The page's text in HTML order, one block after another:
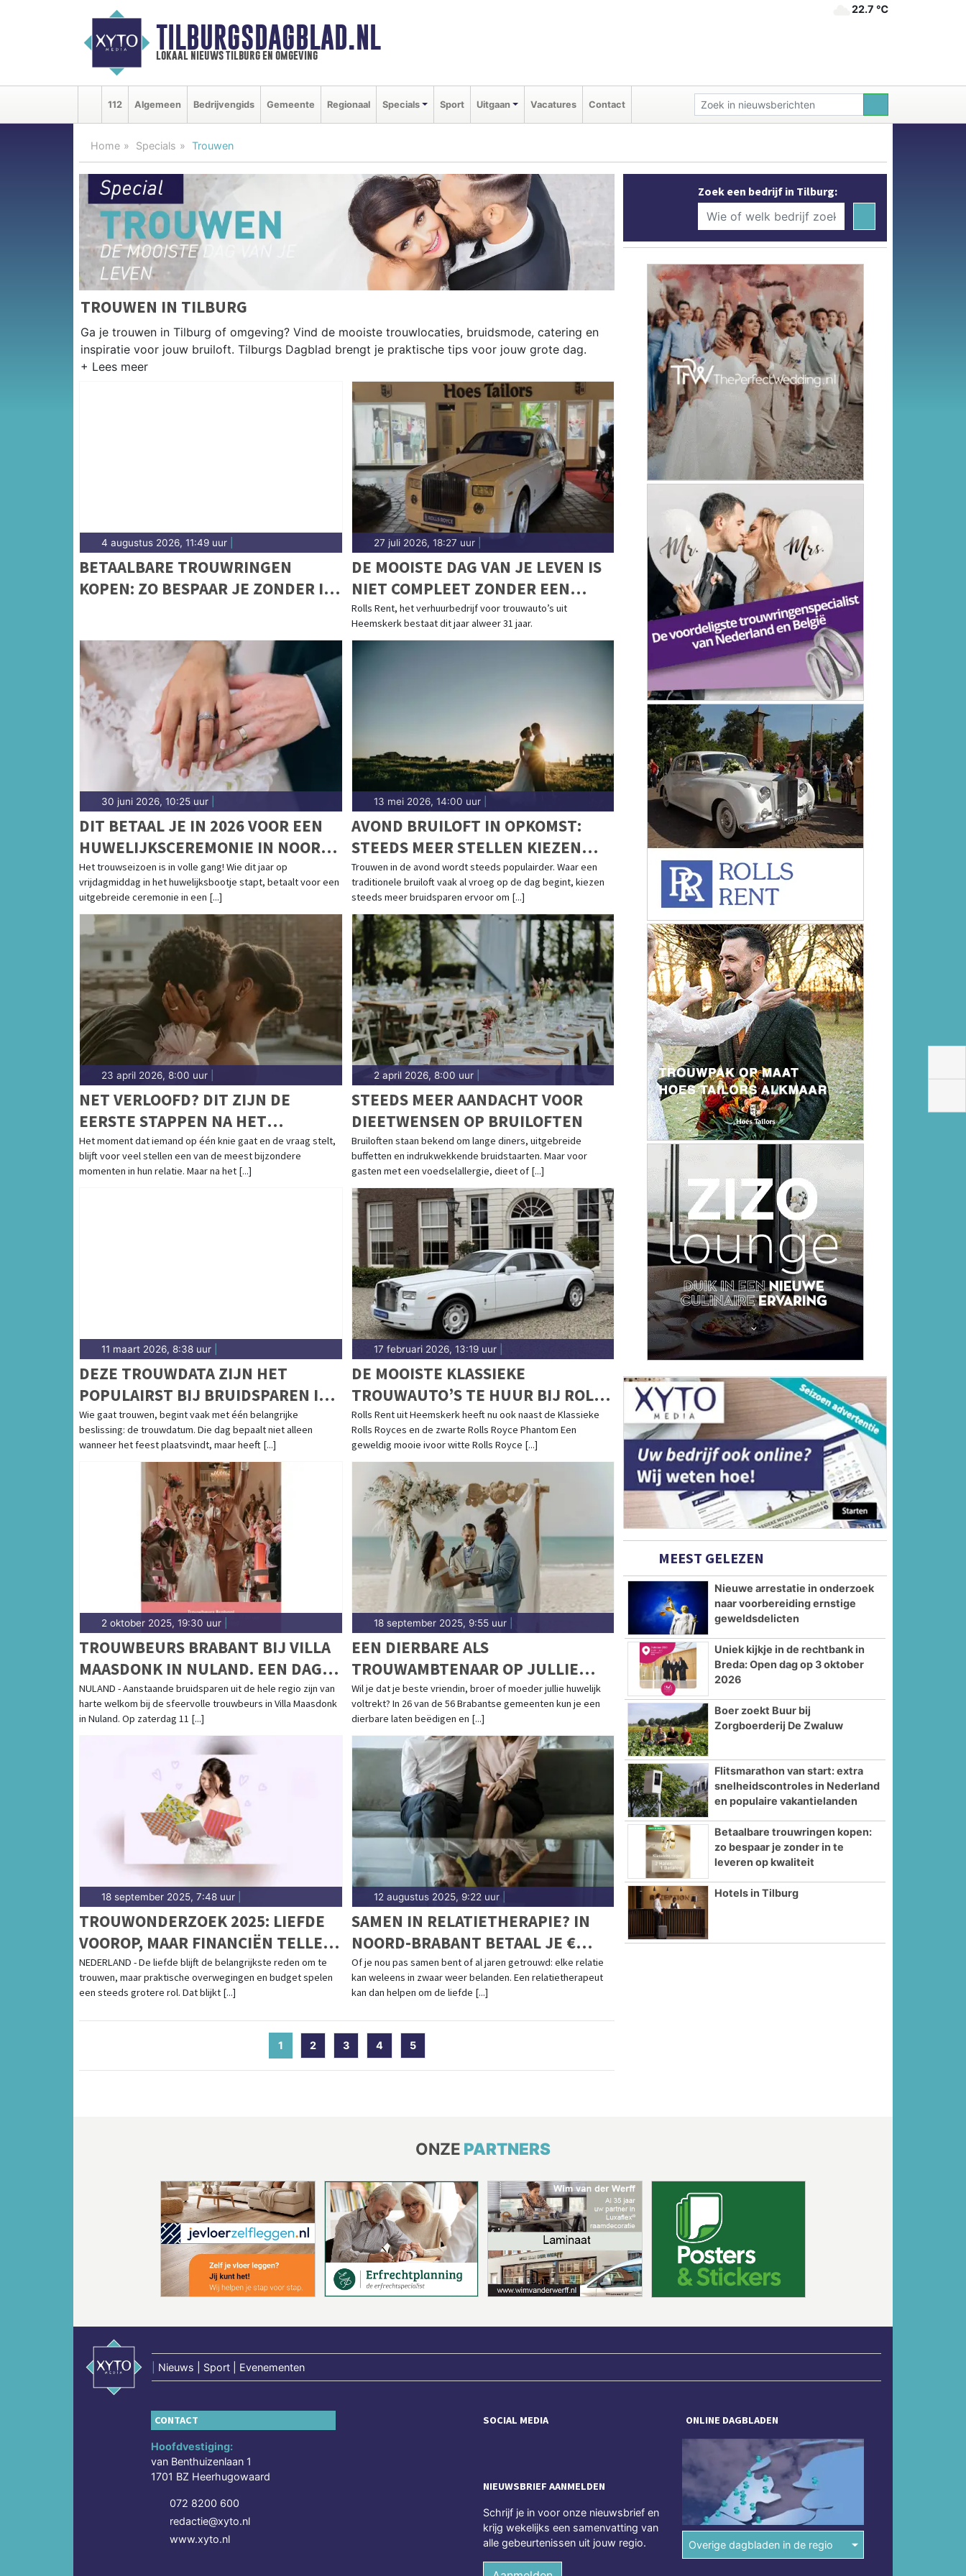
TILBURGSDAGBLAD.NL
lokaal nieuws tilburg en omgeving
22.7 ℃
112 Algemeen Bedrijvengids Gemeente Regionaal Specials Sport Uitgaan Vacatures Contact
Home Specials Trouwen
TROUWEN IN TILBURG
Ga je trouwen in Tilburg of omgeving? Vind de mooiste trouwlocaties, bruidsmode, catering en
inspiratie voor jouw bruiloft. Tilburgs Dagblad brengt je praktische tips voor jouw grote dag.
4 augustus 2026, 11:49 uur
BETAALBARE TROUWRINGEN
KOPEN: ZO BESPAAR JE ZONDER IN
27 juli 2026, 18:27 uur|
DE MOOISTE DAG VAN JE LEVEN IS
NIET COMPLEET ZONDER EEN
MOOIE TROUWAUTO
Rolls Rent, het verhuurbedrijf voor trouwauto’s uit
Heemskerk bestaat dit jaar alweer 31 jaar.
30 juni 2026, 10:25 uur
DIT BETAAL JE IN 2026 VOOR EEN
HUWELIJKSCEREMONIE IN NOORD-
BRABANT
Het trouwseizoen is in volle gang! Wie dit jaar op
vrijdagmiddag in het huwelijksbootje stapt, betaalt voor een
uitgebreide ceremonie in een [...]
13 mei 2026, 14:00 uur|
AVOND BRUILOFT IN OPKOMST:
STEEDS MEER STELLEN KIEZEN
VOOR EEN CEREMONIE BIJ
ZONSONDERGANG
Trouwen in de avond wordt steeds populairder. Waar een
traditionele bruiloft vaak al vroeg op de dag begint, kiezen
steeds meer bruidsparen ervoor om [...]
23 april 2026, 8:00 uur
NET VERLOOFD? DIT ZIJN DE
EERSTE STAPPEN NA HET
HUWELIJKSAANZOEK
Het moment dat iemand op één knie gaat en de vraag stelt,
blijft voor veel stellen een van de meest bijzondere
momenten in hun relatie. Maar na het [...]
2 april 2026, 8:00 uur|
STEEDS MEER AANDACHT VOOR
DIEETWENSEN OP BRUILOFTEN
Bruiloften staan bekend om lange diners, uitgebreide
buffetten en indrukwekkende bruidstaarten. Maar voor
gasten met een voedselallergie, dieet of [...]
11 maart 2026, 8:38 uur
DEZE TROUWDATA ZIJN HET
POPULAIRST BIJ BRUIDSPAREN IN
2026, 2027 EN 2028
Wie gaat trouwen, begint vaak met één belangrijke
beslissing: de trouwdatum. Die dag bepaalt niet alleen
wanneer het feest plaatsvindt, maar heeft [...]
17 februari 2026, 13:19 uur|
DE MOOISTE KLASSIEKE
TROUWAUTO’S TE HUUR BIJ ROLLS
RENT
Rolls Rent uit Heemskerk heeft nu ook naast de Klassieke
Rolls Royces en de zwarte Rolls Royce Phantom Een
geweldig mooie ivoor witte Rolls Royce [...]
2 oktober 2025, 19:30 uur
TROUWBEURS BRABANT BIJ VILLA
MAASDONK IN NULAND. EEN DAG
VOL LIEFDE EN INSPIRATIE EN
GEZELLIGHEID
NULAND - Aanstaande bruidsparen uit de hele regio zijn van
harte welkom bij de sfeervolle trouwbeurs in Villa Maasdonk
in Nuland. Op zaterdag 11 [...]
18 september 2025, 9:55 uur|
EEN DIERBARE ALS
TROUWAMBTENAAR OP JULLIE
BRUILOFT? DIT KAN IN 26 VAN DE
56 BRABANTSE GEMEENTEN
Wil je dat je beste vriendin, broer of moeder jullie huwelijk
voltrekt? In 26 van de 56 Brabantse gemeenten kun je een
dierbare laten beëdigen en [...]
18 september 2025, 7:48 uur
TROUWONDERZOEK 2025: LIEFDE
VOOROP, MAAR FINANCIËN TELLEN
MEE
NEDERLAND - De liefde blijft de belangrijkste reden om te
trouwen, maar praktische overwegingen en budget spelen
een steeds grotere rol. Dat blijkt [...]
12 augustus 2025, 9:22 uur|
SAMEN IN RELATIETHERAPIE? IN
NOORD-BRABANT BETAAL JE €
140,58 PER UUR
Of je nou pas samen bent of al jaren getrouwd: elke relatie
kan weleens in zwaar weer belanden. Een relatietherapeut
kan dan helpen om de liefde [...]
1 (current)
2 3 4 5
Zoek een bedrijf in Tilburg:
MEEST GELEZEN
Nieuwe arrestatie in onderzoek
naar voorbereiding ernstige
geweldsdelicten
Uniek kijkje in de rechtbank in
Breda: Open dag op 3 oktober
2026
Boer zoekt Buur bij
Zorgboerderij De Zwaluw
Flitsmarathon van start: extra
snelheidscontroles in Nederland
en populaire vakantielanden
Betaalbare trouwringen kopen:
zo bespaar je zonder in te
leveren op kwaliteit
Hotels in Tilburg
ONZE PARTNERS
Nieuws | Sport | Evenementen
CONTACT
Hoofdvestiging:
van Benthuizenlaan 1
1701 BZ Heerhugowaard
072 8200 600
redactie@xyto.nl
www.xyto.nl
SOCIAL MEDIA
NIEUWSBRIEF AANMELDEN
Schrijf je in voor onze nieuwsbrief en
krijg wekelijks een samenvatting van
alle gebeurtenissen uit jouw regio.
ONLINE DAGBLADEN
Overige dagbladen in de regio